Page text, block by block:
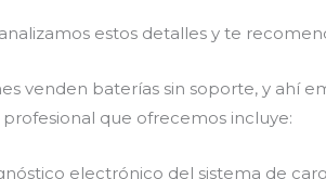
estos detalles y te
venden baterías sin soporte, y ahí
profesional que ofrecemos incluye:
electrónico del sistema de